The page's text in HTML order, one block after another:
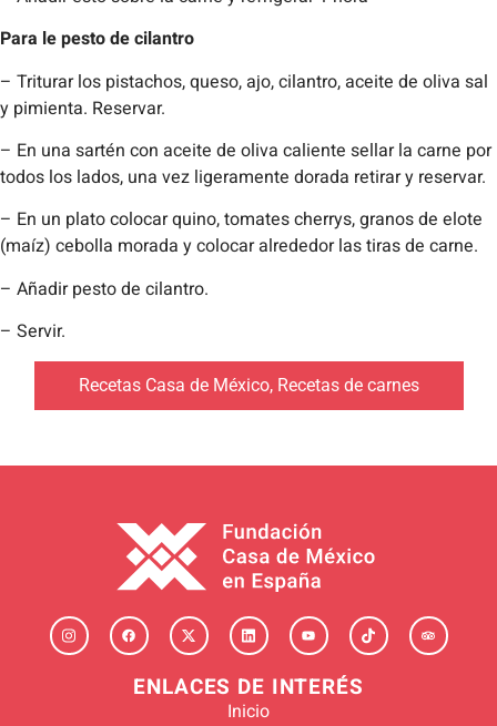
Para le pesto de cilantro
– Triturar los pistachos, queso, ajo, cilantro, aceite de oliva sal
y pimienta. Reservar.
– En una sartén con aceite de oliva caliente sellar la carne por
todos los lados, una vez ligeramente dorada retirar y reservar.
– En un plato colocar quino, tomates cherrys, granos de elote
(maíz) cebolla morada y colocar alrededor las tiras de carne.
– Añadir pesto de cilantro.
– Servir.
Recetas Casa de México, Recetas de carnes
ENLACES DE INTERÉS
Inicio